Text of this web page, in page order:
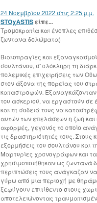
24 Νοεμβρίου 2022 στις 2:25 μ.μ.
STOχASTISείπε...
Τρομοκρατία και ένοπλες
ζωντανα δολώματα)
Βιαιοπραγίες και
σουλτάνου, σ' ολόκληρη τη
πολεμικές επιχειρήσεις των
στον άξονα της πορείας του
καταστροφών. Εξαναγκάζονταν
του ασκεριού, να εργαστούν σε
και τη σοδειά τους να
αυτών των επελάσεων η ζωή και
αφορμές, γεγονός το οποίο
τις δραστηριότητές τους.
εξορμήσεις του σουλτάνου και
Μαρτυρίες χρονογράφων και
χρησιμοποιήθηκαν ως ζωντανά
περιπτώσεις τους ανάγκαζαν
γύρω από μια περιοχή με
ξεφύγουν επιτίθεντο στους
αποτελειώνοντας